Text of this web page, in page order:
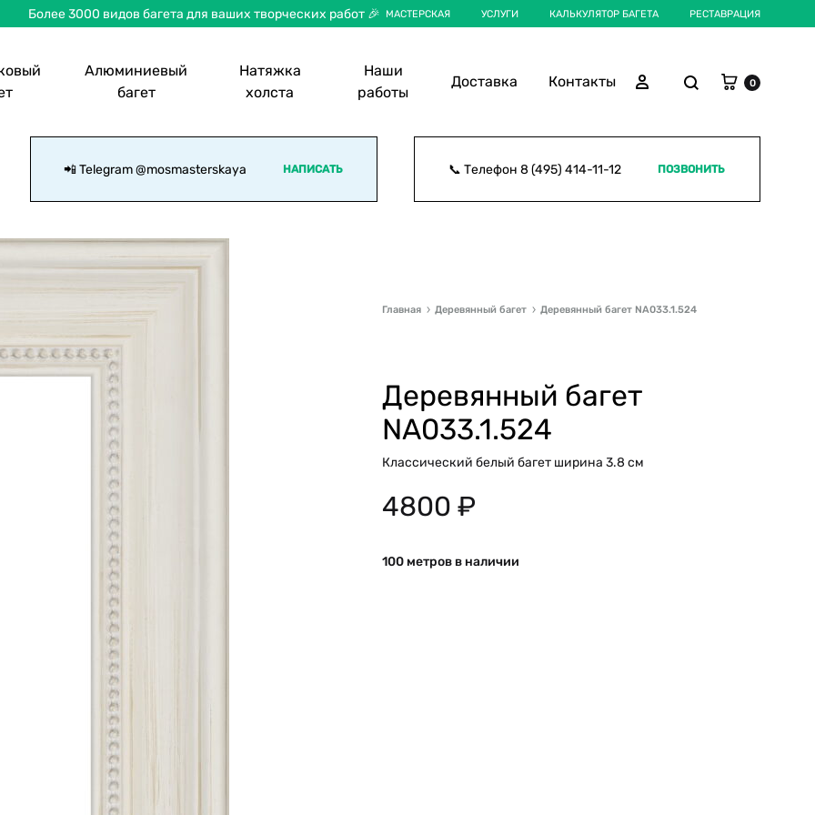
Более 3000 видов багета для ваших творческих работ 🎉 МАСТЕРСКАЯ УСЛУГИ КАЛЬКУЛЯТОР БАГЕТА РЕСТАВРАЦИЯ
Алюминиевый
багет
Натяжка
холста
Наши
работы
Доставка Контакты ВойтиПоиск Корзина
0
📲 Telegram@mosmasterskaya НАПИСАТЬ 📞 Телефон8 (495) 414-11-12 ПОЗВОНИТЬ
Главная Деревянный багет Деревянный багет NA033.1.524
Деревянный багет
NA033.1.524
Классический белый багет ширина 3.8 см
4800 ₽
100 метров в наличии